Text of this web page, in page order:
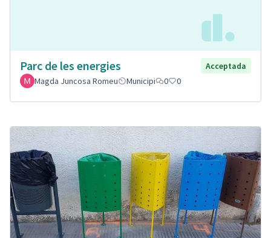
Parc de les energies
Acceptada
Magda Juncosa Romeu
Municipi 0 0